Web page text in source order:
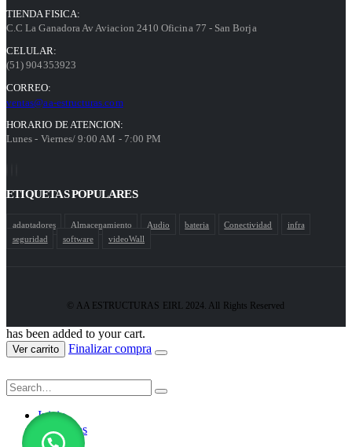
TIENDA FISICA:
C.C La Ganadora Av Aviacion 2410 Oficina 77 - San Borja
CELULAR:
(51) 904353923
CORREO:
ventas@aa-estructuras.com
HORARIO DE ATENCION:
Lunes - Viernes/ 9:00 AM - 7:00 PM
ETIQUETAS POPULARES
adaptadores Almacenamiento Audio bateria Conectividad
infra
seguridad
software videoWall
© AA ESTRUCTURAS EIRL 2024. All Rights Reserved
has been added to your cart.
Ver carrito Finalizar compra
Inicio
Productos
Nosotros